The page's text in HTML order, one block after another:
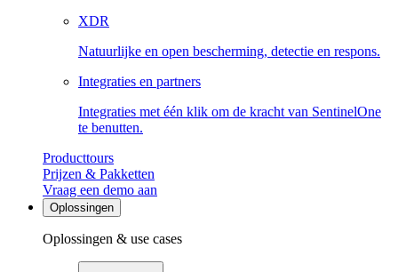
XDR
Natuurlijke en open bescherming, detectie en respons.
Integraties en partners
Integraties met één klik om de kracht van SentinelOne
te benutten.
Producttours
Prijzen & Pakketten
Vraag een demo aan
Oplossingen
Oplossingen & use cases